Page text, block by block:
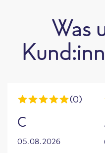
Was
(0)
C
05.08.2026